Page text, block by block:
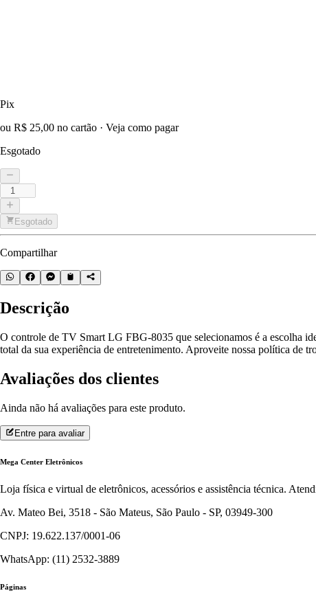
Pix
ou R$ 25,00 no cartão · Veja como pagar
Esgotado
Esgotado
Compartilhar
Descrição
O controle de TV Smart LG FBG-8035 que selecionamos é a escolha
total da sua experiência de entretenimento. Aproveite nossa política de
Avaliações dos clientes
Ainda não há avaliações para este produto.
Entre para avaliar
Mega Center Eletrônicos
Loja física e virtual de eletrônicos, acessórios e assistência técnica.
Av. Mateo Bei, 3518 - São Mateus, São Paulo - SP, 03949-300
CNPJ: 19.622.137/0001-06
WhatsApp: (11) 2532-3889
Páginas